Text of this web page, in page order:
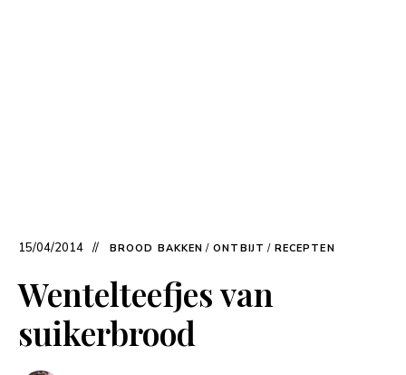
15/04/2014 BROOD BAKKEN / ONTBIJT / RECEPTEN
Wentelteefjes van
suikerbrood